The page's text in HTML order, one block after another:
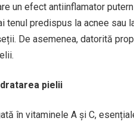
un efect antiinflamator
tenul predispus la acnee sau
De asemenea, datorită
pielii
în vitaminele A și C,